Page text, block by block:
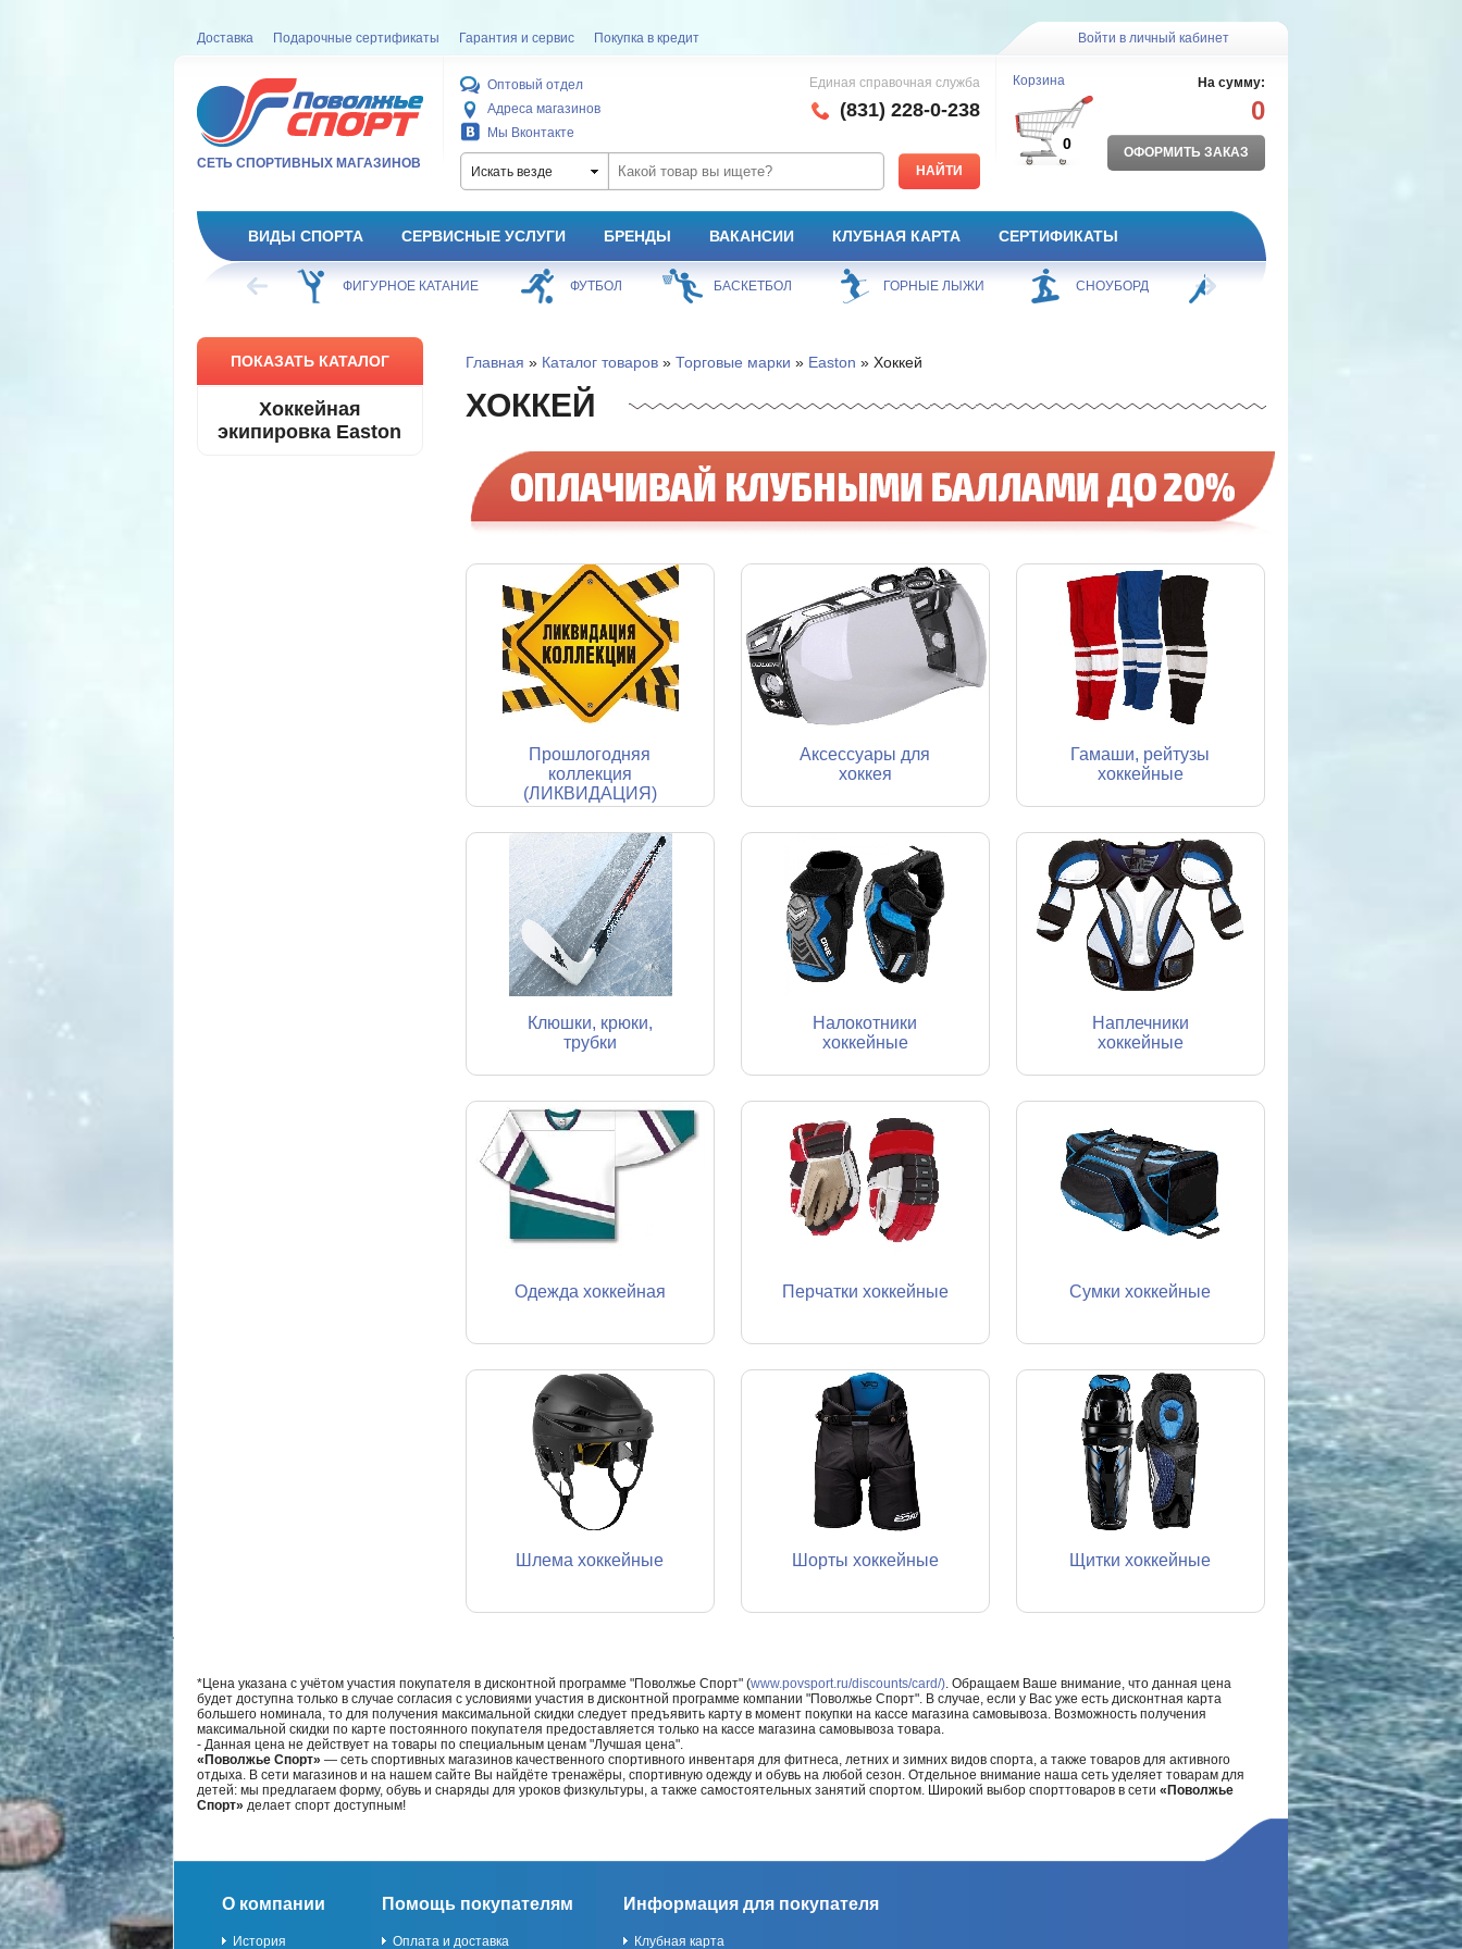
Доставка Подарочные сертификаты Гарантия и сервис Покупка в кредит Войти в личный кабинет
СЕТЬ СПОРТИВНЫХ МАГАЗИНОВ
Оптовый отдел
Адреса магазинов
Мы Вконтакте
Единая справочная служба
(831) 228-0-238
Искать везде
Корзина
0
На сумму:
0
ОФОРМИТЬ ЗАКАЗ
ВИДЫ СПОРТА СЕРВИСНЫЕ УСЛУГИ БРЕНДЫ ВАКАНСИИ КЛУБНАЯ КАРТА СЕРТИФИКАТЫ
ХОККЕЙ ФИГУРНОЕ КАТАНИЕ ФУТБОЛ БАСКЕТБОЛ ГОРНЫЕ ЛЫЖИ СНОУБОРД
ПОКАЗАТЬ КАТАЛОГ
Хоккейная
экипировка Easton
Главная » Каталог товаров» Торговые марки » Easton » Хоккей
ХОККЕЙ
Прошлогодняя
коллекция
(ЛИКВИДАЦИЯ)
Аксессуары для
хоккея
Гамаши, рейтузы
хоккейные
Клюшки, крюки,
трубки
Налокотники
хоккейные
Наплечники
хоккейные
Одежда хоккейная Перчатки хоккейные Сумки хоккейные
Шлема хоккейные Шорты хоккейные Щитки хоккейные
*Цена указана с учётом участия покупателя в дисконтной программе "Поволжье Спорт" (www.povsport.ru/discounts/card/). Обращаем Ваше внимание, что данная цена
будет доступна только в случае согласия с условиями участия в дисконтной программе компании "Поволжье Спорт". В случае, если у Вас уже есть дисконтная карта
большего номинала, то для получения максимальной скидки следует предъявить карту в момент покупки на кассе магазина самовывоза. Возможность получения
максимальной скидки по карте постоянного покупателя предоставляется только на кассе магазина самовывоза товара.
- Данная цена не действует на товары по специальным ценам "Лучшая цена".
«Поволжье Спорт» — сеть спортивных магазинов качественного спортивного инвентаря для фитнеса, летних и зимних видов спорта, а также товаров для активного
отдыха. В сети магазинов и на нашем сайте Вы найдёте тренажёры, спортивную одежду и обувь на любой сезон. Отдельное внимание наша сеть уделяет товарам для
детей: мы предлагаем форму, обувь и снаряды для уроков физкультуры, а также самостоятельных занятий спортом. Широкий выбор спорттоваров в сети «Поволжье
Спорт» делает спорт доступным!
О компании
История
Помощь покупателям
Оплата и доставка
Информация для покупателя
Клубная карта